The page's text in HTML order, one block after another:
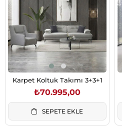
Karpet Koltuk Takımı 3+3+1
₺70.995,00
SEPETE EKLE